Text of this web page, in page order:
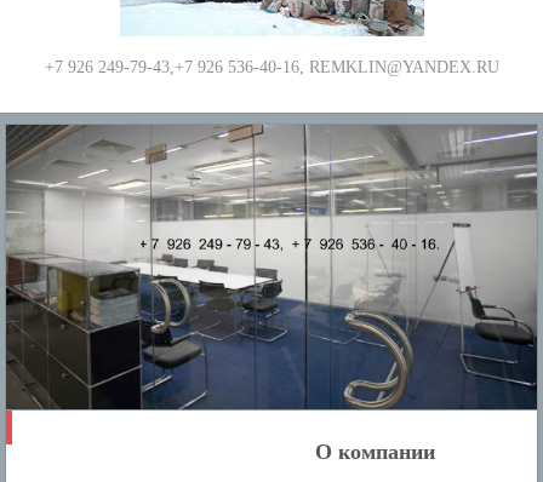
+7 926 249-79-43,+7 926 536-40-16, REMKLIN@YANDEX.RU
О компании